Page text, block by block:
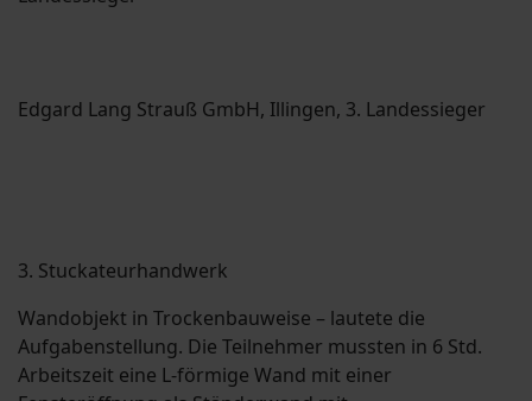
Edgard Lang Strauß GmbH, Illingen, 3. Landessieger
3. Stuckateurhandwerk
Wandobjekt in Trockenbauweise – lautete die
Aufgabenstellung. Die Teilnehmer mussten in 6 Std.
Arbeitszeit eine L-förmige Wand mit einer